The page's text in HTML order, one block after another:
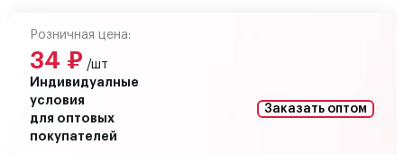
Розничная цена:
34 ₽ /шт
Индивидуалные
условия
для оптовых
покупателей
Заказать оптом